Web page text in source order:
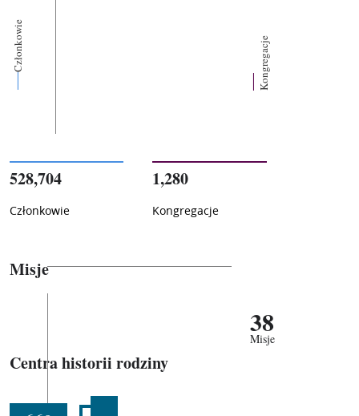
Członkowie Kongregacje
528,704
Członkowie
1,280
Kongregacje
Misje
38
Misje
Centra historii rodziny